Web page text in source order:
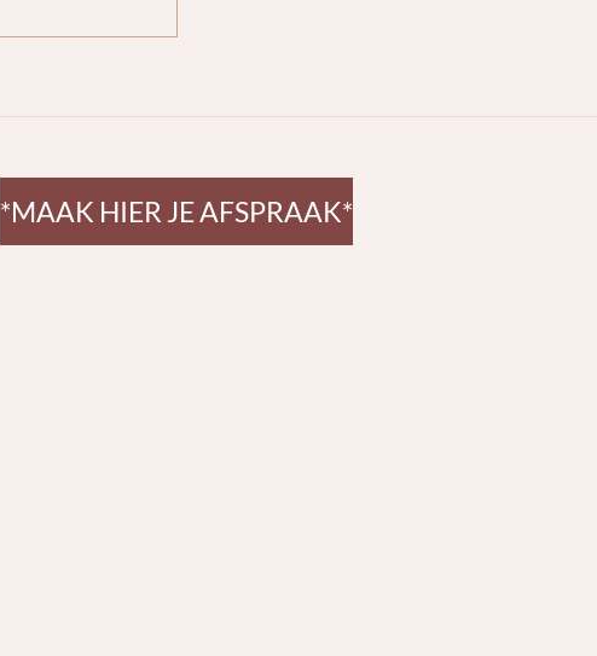
*MAAK HIER JE AFSPRAAK*